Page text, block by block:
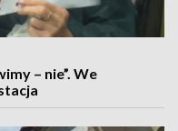
– nie”. We